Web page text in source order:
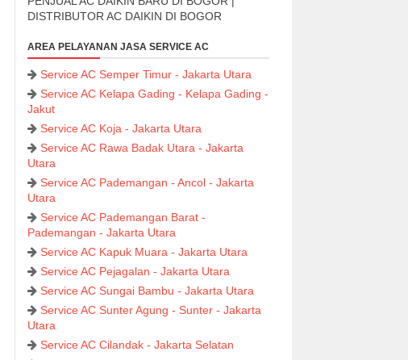
DISTRIBUTOR AC DAIKIN DI BOGOR
AREA PELAYANAN JASA SERVICE AC
Service AC Semper Timur - Jakarta Utara
Service AC Kelapa Gading - Kelapa Gading -
Jakut
Service AC Koja - Jakarta Utara
Service AC Rawa Badak Utara - Jakarta
Utara
Service AC Pademangan - Ancol - Jakarta
Utara
Service AC Pademangan Barat -
Pademangan - Jakarta Utara
Service AC Kapuk Muara - Jakarta Utara
Service AC Pejagalan - Jakarta Utara
Service AC Sungai Bambu - Jakarta Utara
Service AC Sunter Agung - Sunter - Jakarta
Utara
Service AC Cilandak - Jakarta Selatan